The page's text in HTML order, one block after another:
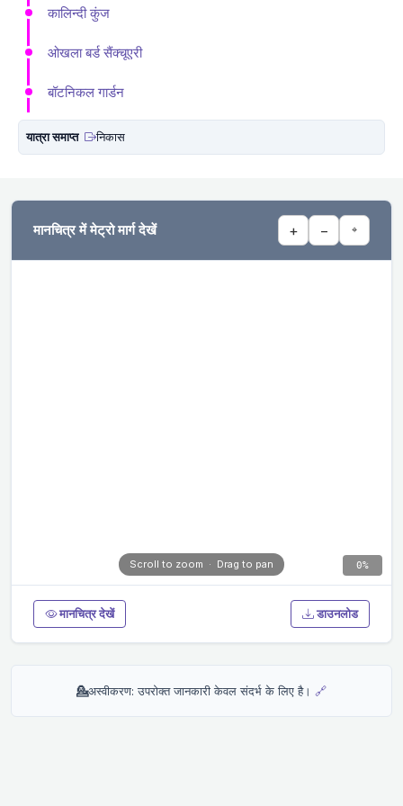
कालिन्दी कुंज
ओखला बर्ड सैंक्चूएरी
बॉटनिकल गार्डन
यात्रा समाप्त निकास
मानचित्र में मेट्रो मार्ग देखें + − ⌖
0%
मानचित्र देखें डाउनलोड
💁अस्वीकरण: उपरोक्त जानकारी केवल संदर्भ के लिए है। 🔗